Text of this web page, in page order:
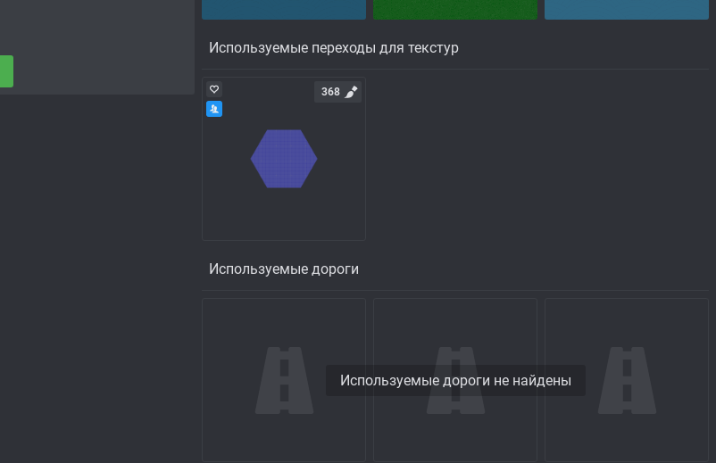
Используемые переходы для текстур
368
Используемые дороги
Используемые дороги не найдены